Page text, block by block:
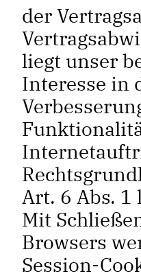
der
liegt unser
Interesse in
Art. 6 Abs. 1
Mit
Browsers
Session-